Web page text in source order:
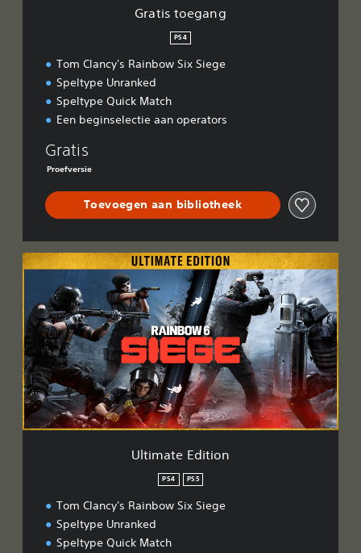
Gratis toegang
PS4
Tom Clancy's Rainbow Six Siege
Speltype Unranked
Speltype Quick Match
Een beginselectie aan operators
Gratis
Proefversie
Toevoegen aan bibliotheek
U
l
m
a
t
e
E
d
i
t
Ultimate Edition
PS4 PS5
Tom Clancy's Rainbow Six Siege
Speltype Unranked
Speltype Quick Match